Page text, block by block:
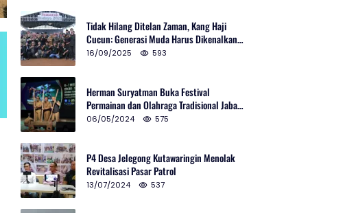
Tidak Hilang Ditelan Zaman, Kang Haji
Cucun: Generasi Muda Harus Dikenalkan
Pencak Silat
16/09/2025 593
Herman Suryatman Buka Festival
Permainan dan Olahraga Tradisional Jabar
2024 di Gedung Teater Tertutup
06/05/2024 575
P4 Desa Jelegong Kutawaringin Menolak
Revitalisasi Pasar Patrol
13/07/2024 537